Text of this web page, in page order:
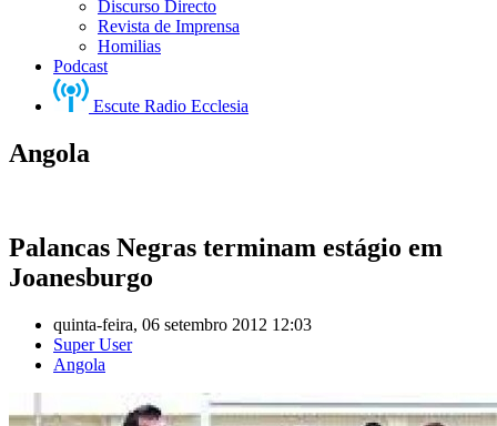
Discurso Directo
Revista de Imprensa
Homilias
Podcast
Escute Radio Ecclesia
Angola
Palancas Negras terminam estágio em
Joanesburgo
quinta-feira, 06 setembro 2012 12:03
Super User
Angola